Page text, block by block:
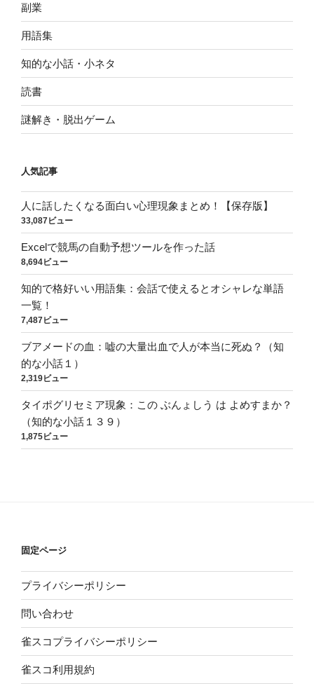
副業
用語集
知的な小話・小ネタ
読書
謎解き・脱出ゲーム
人気記事
人に話したくなる面白い心理現象まとめ！【保存版】
33,087ビュー
Excelで競馬の自動予想ツールを作った話
8,694ビュー
知的で格好いい用語集：会話で使えるとオシャレな単語
一覧！
7,487ビュー
ブアメードの血：嘘の大量出血で人が本当に死ぬ？（知
的な小話１）
2,319ビュー
タイポグリセミア現象：この ぶんょしう は よめすまか？
（知的な小話１３９）
1,875ビュー
固定ページ
プライバシーポリシー
問い合わせ
雀スコプライバシーポリシー
雀スコ利用規約